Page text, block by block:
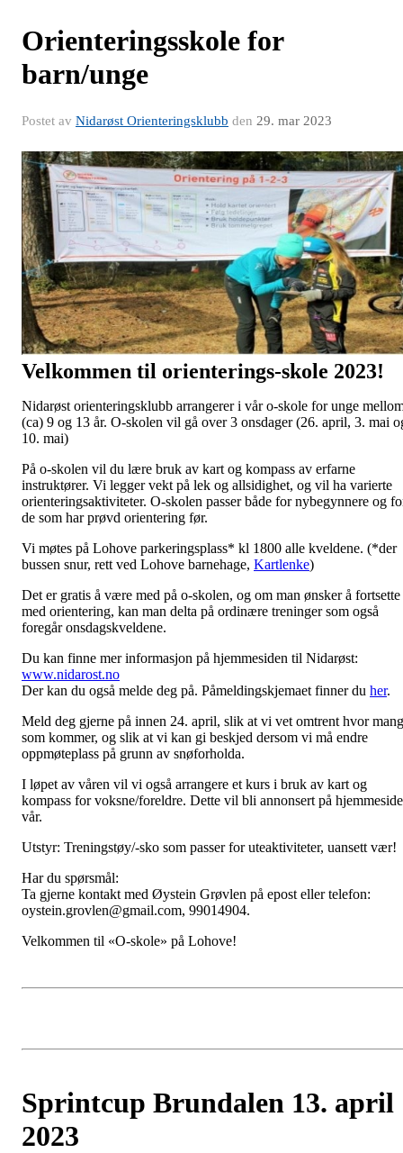
Orienteringsskole for
barn/unge
Postet av Nidarøst Orienteringsklubb den 29. mar 2023
Velkommen til orienterings-skole 2023!
Nidarøst orienteringsklubb arrangerer i vår o-skole for unge
(ca) 9 og 13 år. O-skolen vil gå over 3 onsdager (26. april, 3. mai
10. mai)
På o-skolen vil du lære bruk av kart og kompass av erfarne
instruktører. Vi legger vekt på lek og allsidighet, og vil ha varierte
orienteringsaktiviteter. O-skolen passer både for nybegynnere og
de som har prøvd orientering før.
Vi møtes på Lohove parkeringsplass* kl 1800 alle kveldene. (*der
bussen snur, rett ved Lohove barnehage, Kartlenke)
Det er gratis å være med på o-skolen, og om man ønsker å fortsette
med orientering, kan man delta på ordinære treninger som også
foregår onsdagskveldene.
Du kan finne mer informasjon på hjemmesiden til Nidarøst:
www.nidarost.no
Der kan du også melde deg på. Påmeldingskjemaet finner du her.
Meld deg gjerne på innen 24. april, slik at vi vet omtrent hvor
som kommer, og slik at vi kan gi beskjed dersom vi må endre
oppmøteplass på grunn av snøforholda.
I løpet av våren vil vi også arrangere et kurs i bruk av kart og
kompass for voksne/foreldre. Dette vil bli annonsert på
vår.
Utstyr: Treningstøy/-sko som passer for uteaktiviteter, uansett vær!
Har du spørsmål:
Ta gjerne kontakt med Øystein Grøvlen på epost eller telefon:
oystein.grovlen@gmail.com, 99014904.
Velkommen til «O-skole» på Lohove!
Sprintcup Brundalen 13. april
2023